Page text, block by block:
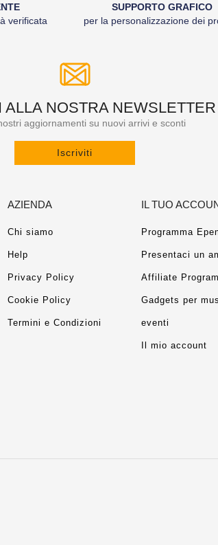
verificata
SUPPORTO GRAFICO
per la personalizzazione dei
ALLA NOSTRA NEWSLETTER
aggiornamenti su nuovi arrivi e sconti
Iscriviti
AZIENDA
Chi siamo
Help
Privacy Policy
Cookie Policy
Termini e Condizioni
IL TUO
Programma
Presentaci un
Affiliate Program
Gadgets per
eventi
Il mio account